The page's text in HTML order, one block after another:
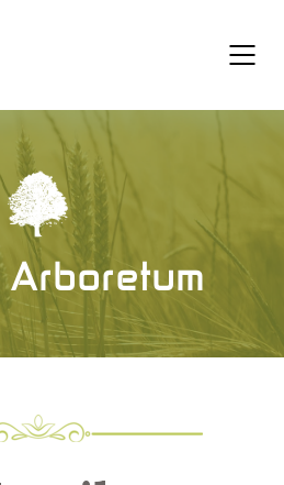
Arboretum